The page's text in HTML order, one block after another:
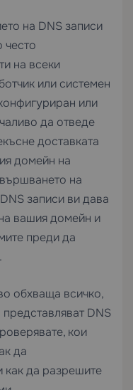
на DNS записи
често
на всеки
или системен
или
да отведе
доставката
домейн на
на
записи ви дава
вашия домейн и
преди да
обхваща всичко,
DNS
кои
да
как да разрешите